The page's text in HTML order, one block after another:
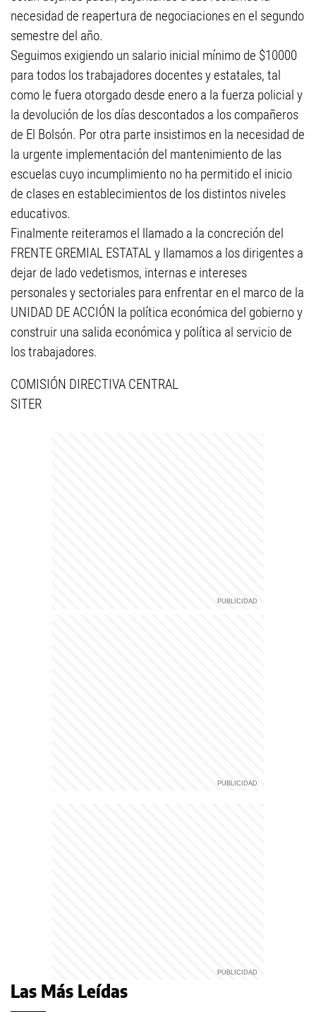
necesidad de reapertura de negociaciones en el segundo
semestre del año.
Seguimos exigiendo un salario inicial mínimo de $10000
para todos los trabajadores docentes y estatales, tal
como le fuera otorgado desde enero a la fuerza policial y
la devolución de los días descontados a los compañeros
de El Bolsón. Por otra parte insistimos en la necesidad de
la urgente implementación del mantenimiento de las
escuelas cuyo incumplimiento no ha permitido el inicio
de clases en establecimientos de los distintos niveles
educativos.
Finalmente reiteramos el llamado a la concreción del
FRENTE GREMIAL ESTATAL y llamamos a los dirigentes a
dejar de lado vedetismos, internas e intereses
personales y sectoriales para enfrentar en el marco de la
UNIDAD DE ACCIÓN la política económica del gobierno y
construir una salida económica y política al servicio de
los trabajadores.
COMISIÓN DIRECTIVA CENTRAL
SITER
Las Más Leídas